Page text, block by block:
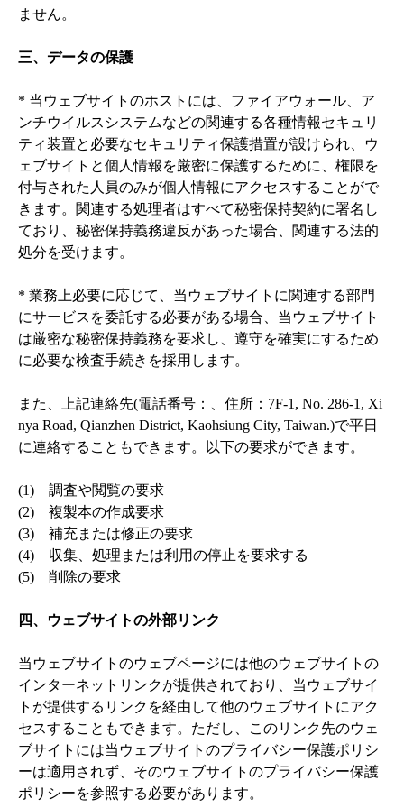
ません。
三、データの保護
* 当ウェブサイトのホストには、ファイアウォール、ア
ンチウイルスシステムなどの関連する各種情報セキュリ
ティ装置と必要なセキュリティ保護措置が設けられ、ウ
ェブサイトと個人情報を厳密に保護するために、権限を
付与された人員のみが個人情報にアクセスすることがで
きます。関連する処理者はすべて秘密保持契約に署名し
ており、秘密保持義務違反があった場合、関連する法的
処分を受けます。
* 業務上必要に応じて、当ウェブサイトに関連する部門
にサービスを委託する必要がある場合、当ウェブサイト
は厳密な秘密保持義務を要求し、遵守を確実にするため
に必要な検査手続きを採用します。
また、上記連絡先(電話番号：、住所：7F-1, No. 286-1, Xi
nya Road, Qianzhen District, Kaohsiung City, Taiwan.)で平日
に連絡することもできます。以下の要求ができます。
(1)　調査や閲覧の要求
(2)　複製本の作成要求
(3)　補充または修正の要求
(4)　収集、処理または利用の停止を要求する
(5)　削除の要求
四、ウェブサイトの外部リンク
当ウェブサイトのウェブページには他のウェブサイトの
インターネットリンクが提供されており、当ウェブサイ
トが提供するリンクを経由して他のウェブサイトにアク
セスすることもできます。ただし、このリンク先のウェ
ブサイトには当ウェブサイトのプライバシー保護ポリシ
ーは適用されず、そのウェブサイトのプライバシー保護
ポリシーを参照する必要があります。